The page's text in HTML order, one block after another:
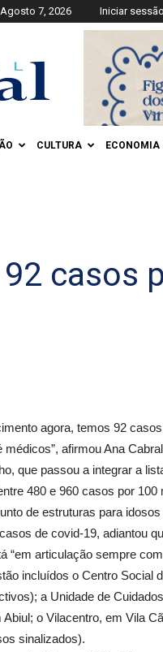
7, 2026 Iniciar sessão
CULTURA ECONOMIA
casos
agora, temos 92
afirmou Ana
que passou a integrar a
480 e 960 casos por 100
de estruturas para
de covid-19, adiantou
“em articulação sempre
incluídos o Centro Social
a Unidade de
o Vilacentro, em Vila
sinalizados).